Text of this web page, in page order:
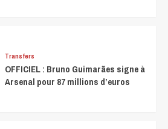
Transfers
OFFICIEL : Bruno Guimarães signe à
Arsenal pour 87 millions d’euros